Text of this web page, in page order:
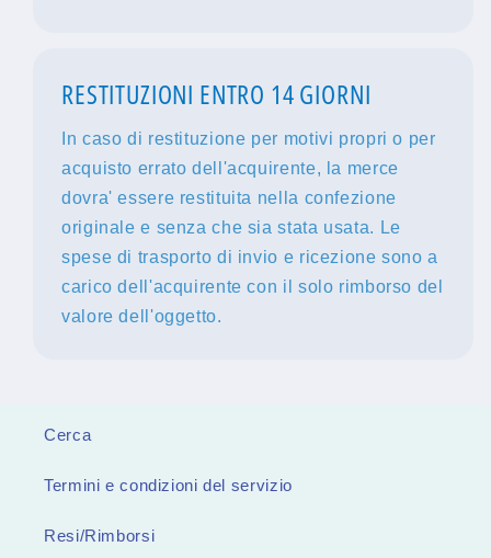
RESTITUZIONI ENTRO 14 GIORNI
In caso di restituzione per motivi propri o per
acquisto errato dell'acquirente, la merce
dovra' essere restituita nella confezione
originale e senza che sia stata usata. Le
spese di trasporto di invio e ricezione sono a
carico dell'acquirente con il solo rimborso del
valore dell'oggetto.
Cerca
Termini e condizioni del servizio
Resi/Rimborsi